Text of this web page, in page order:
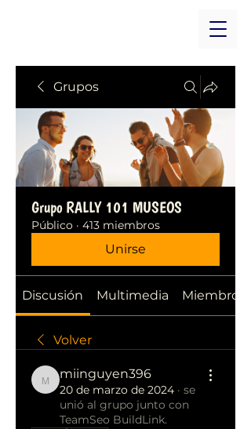
Grupos
Grupo RALLY 101 MUSEOS
Público · 413 miembros
Unirse
Discusión Multimedia Miembros
Volver
miinguyen396
miinguyen396
20 de marzo de 2024 · se
unió al grupo junto con
TeamSeo BuildLink.